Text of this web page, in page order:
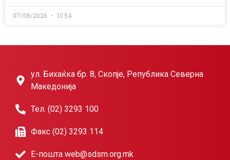
07/08/2026 10:54
ул. Бихаќка бр. 8, Скопје, Република Северна
Македонија
Тел. (02) 3293 100
Факс (02) 3293 114
Е-пошта web@sdsm.org.mk